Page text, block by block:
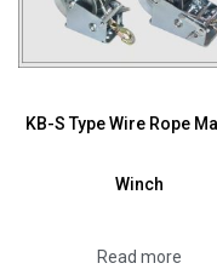
KB-S Type Wire Rope
Winch
Read more